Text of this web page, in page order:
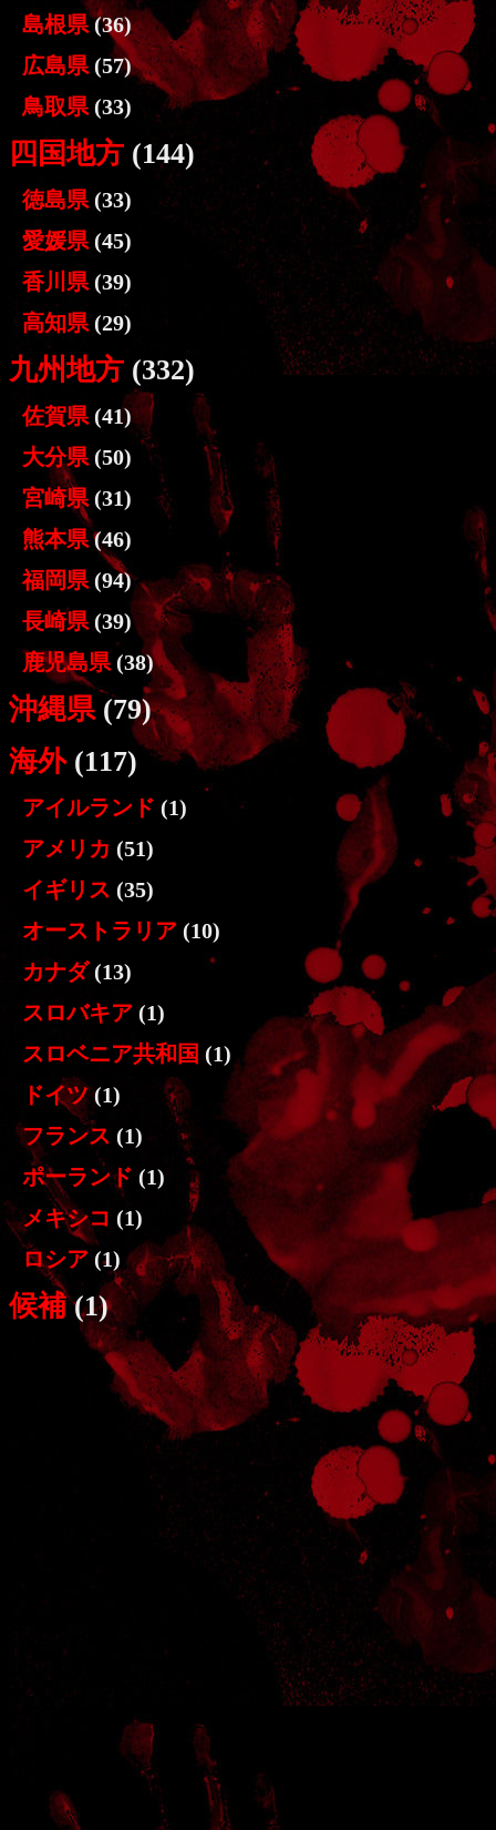
島根県(36)
広島県 (57)
鳥取県 (33)
四国地方 (144)
徳島県 (33)
愛媛県 (45)
香川県 (39)
高知県 (29)
九州地方 (332)
佐賀県 (41)
大分県 (50)
宮崎県 (31)
熊本県(46)
福岡県 (94)
長崎県 (39)
鹿児島県 (38)
沖縄県(79)
海外(117)
アイルランド (1)
アメリカ (51)
イギリス (35)
オーストラリア (10)
カナダ(13)
スロバキア (1)
スロベニア共和国 (1)
ドイツ (1)
フランス (1)
ポーランド (1)
メキシコ (1)
ロシア (1)
候補(1)